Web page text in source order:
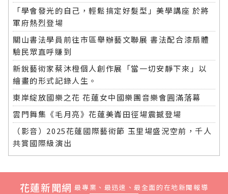
「學會發光的自己，輕鬆搞定好髮型」美學講座 於將
軍府熱烈登場
關山書法學員前往市區舉辦藝文聯展 書法配合漆扇體
驗民眾直呼賺到
新銳藝術家蔡沐橙個人創作展「當一切安靜下來」以
繪畫的形式記錄人生。
東岸綻放國樂之花 花蓮女中國樂團音樂會圓滿落幕
雲門舞集《毛月亮》花蓮美崙田徑場震撼登場
（影音）2025花蓮國際藝術節 玉里場盛況空前，千人
共賞國際級演出
花蓮新聞網 最專業、最迅速、最全面的在地新聞報導